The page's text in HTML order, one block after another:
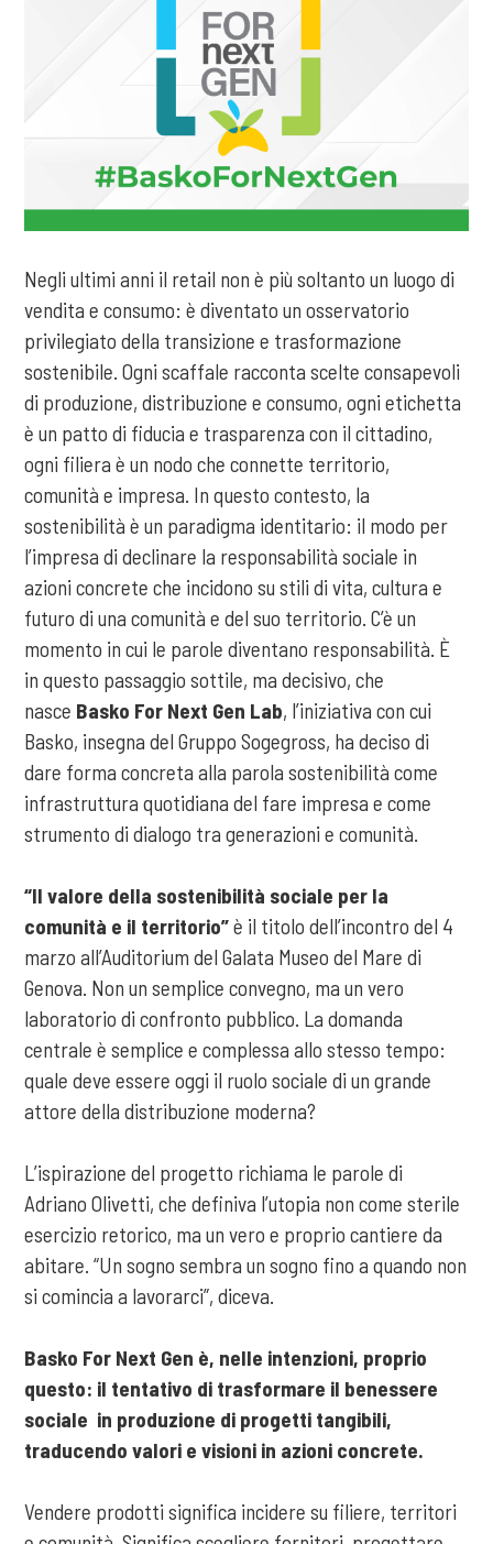
Negli ultimi anni il retail non è più soltanto un luogo di
vendita e consumo: è diventato un osservatorio
privilegiato della transizione e trasformazione
sostenibile. Ogni scaffale racconta scelte consapevoli
di produzione, distribuzione e consumo, ogni etichetta
è un patto di fiducia e trasparenza con il cittadino,
ogni filiera è un nodo che connette territorio,
comunità e impresa. In questo contesto, la
sostenibilità è un paradigma identitario: il modo per
l’impresa di declinare la responsabilità sociale in
azioni concrete che incidono su stili di vita, cultura e
futuro di una comunità e del suo territorio. C’è un
momento in cui le parole diventano responsabilità. È
in questo passaggio sottile, ma decisivo, che
nasce Basko For Next Gen Lab, l’iniziativa con cui
Basko, insegna del Gruppo Sogegross, ha deciso di
dare forma concreta alla parola sostenibilità come
infrastruttura quotidiana del fare impresa e come
strumento di dialogo tra generazioni e comunità.
“Il valore della sostenibilità sociale per la
comunità e il territorio”è il titolo dell’incontro del 4
marzo all’Auditorium del Galata Museo del Mare di
Genova. Non un semplice convegno, ma un vero
laboratorio di confronto pubblico. La domanda
centrale è semplice e complessa allo stesso tempo:
quale deve essere oggi il ruolo sociale di un grande
attore della distribuzione moderna?
L’ispirazione del progetto richiama le parole di
Adriano Olivetti, che definiva l’utopia non come sterile
esercizio retorico, ma un vero e proprio cantiere da
abitare. “Un sogno sembra un sogno fino a quando non
si comincia a lavorarci”, diceva.
Basko For Next Gen è, nelle intenzioni, proprio
questo: il tentativo di trasformare il benessere
sociale in produzione di progetti tangibili,
traducendo valori e visioni in azioni concrete.
Vendere prodotti significa incidere su filiere, territori